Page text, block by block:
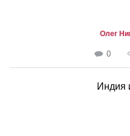
Олег
0
Индия